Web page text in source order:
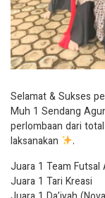
Selamat & Sukses
Muh 1 Sendang
perlombaan dari
laksanakan
.
Juara 1 Team Futsal
Juara 1 Tari Kreasi